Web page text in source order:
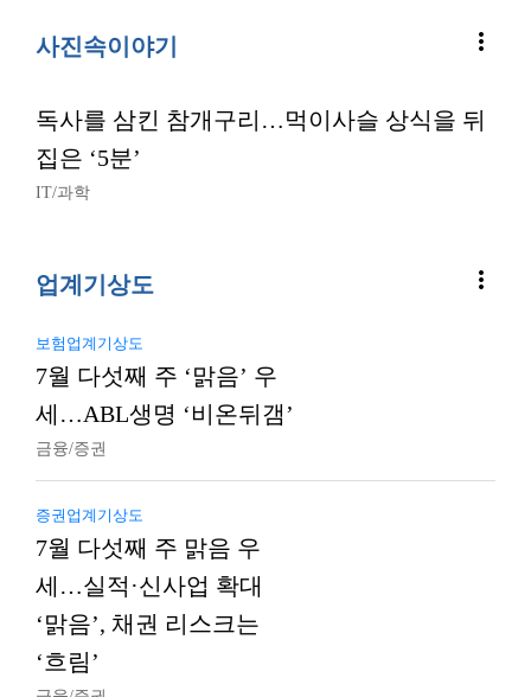
사진속이야기 more_vert
독사를 삼킨 참개구리…먹이사슬 상식을 뒤
집은 ‘5분’
IT/과학
업계기상도 more_vert
보험업계기상도
7월 다섯째 주 ‘맑음’ 우
세…ABL생명 ‘비온뒤갬’
금융/증권
증권업계기상도
7월 다섯째 주 맑음 우
세…실적·신사업 확대
‘맑음’, 채권 리스크는
‘흐림’